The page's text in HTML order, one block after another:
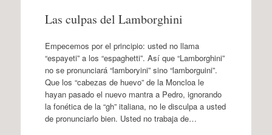
Las culpas del Lamborghini
Empecemos por el principio: usted no llama
“espayeti” a los “espaghetti”. Así que “Lamborghini”
no se pronunciará “lamboryini” sino “lamborguini”.
Que los “cabezas de huevo” de la Moncloa le
hayan pasado el nuevo mantra a Pedro, ignorando
la fonética de la “gh” italiana, no le disculpa a usted
de pronunciarlo bien. Usted no trabaja de…